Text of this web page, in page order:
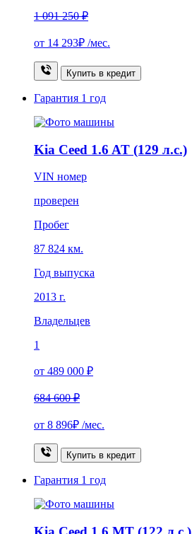
1 091 250 ₽
от 14 293₽ /мес.
Купить в кредит
Гарантия 1 год
Kia Ceed 1.6 AT (129 л.с.)
VIN номер
проверен
Пробег
87 824 км.
Год выпуска
2013 г.
Владельцев
1
от 489 000 ₽
684 600 ₽
от 8 896₽ /мес.
Купить в кредит
Гарантия 1 год